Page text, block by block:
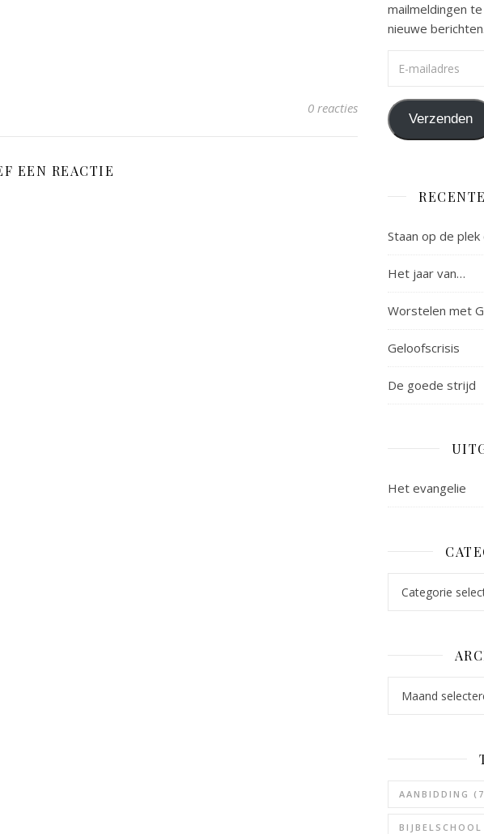
0 reacties
EEN REACTIE
mailmeldingen
nieuwe berichten.
Verzenden
Staan op de
Het jaar van…
Worstelen met
Geloofscrisis
De goede strijd
Het evangelie
AANBIDDING
BIJBELSCHOOL